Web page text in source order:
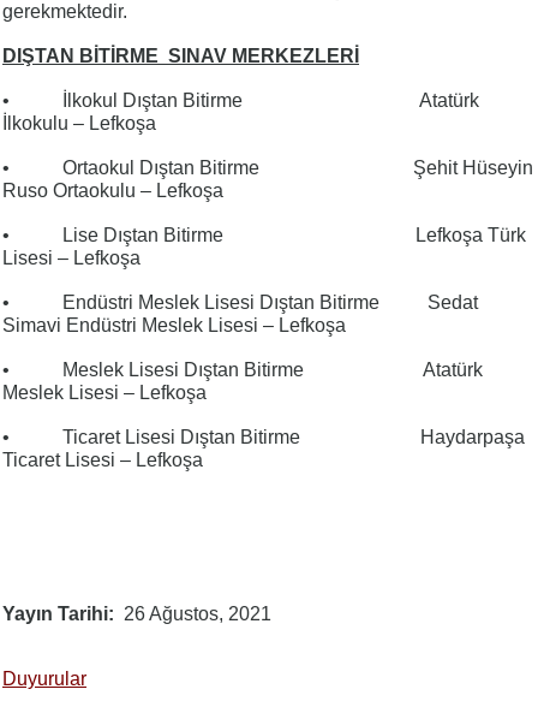
gerekmektedir.
DIŞTAN BİTİRME SINAV MERKEZLERİ
• İlkokul Dıştan Bitirme Atatürk
İlkokulu – Lefkoşa
• Ortaokul Dıştan Bitirme Şehit Hüseyin
Ruso Ortaokulu – Lefkoşa
• Lise Dıştan Bitirme Lefkoşa Türk
Lisesi – Lefkoşa
• Endüstri Meslek Lisesi Dıştan Bitirme Sedat
Simavi Endüstri Meslek Lisesi – Lefkoşa
• Meslek Lisesi Dıştan Bitirme Atatürk
Meslek Lisesi – Lefkoşa
• Ticaret Lisesi Dıştan Bitirme Haydarpaşa
Ticaret Lisesi – Lefkoşa
Yayın Tarihi 26 Ağustos, 2021
Duyurular